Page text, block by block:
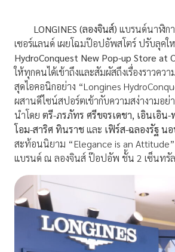
LONGINES (ลองจินส์) แบรนด์นาฬิกา
เซอร์แลนด์ เผยโฉมป๊อปอัพสโตร์ ปรับลุคใ
HydroConquest New Pop-up Store at
ให้ทุกคนได้เข้าถึงและสัมผัสถึงเรื่องราวคว
สุดไอคอนิกอย่าง “Longines
ผสานดีไซน์สปอร์ตเข้ากับความสง่างามอย่
นำโดย ตรี-ภรภัทร ศรีขจรเดชา, เอินเอิน-
โอม-สาริศ ทินราชและ เฟิร์ส-ฉลองรัฐ นอ
สะท้อนนิยาม “Elegance is an
แบรนด์ ณ ลองจินส์ ป๊อปอัพ ชั้น 2 เซ็นทรัล